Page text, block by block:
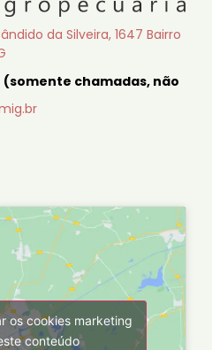
da Silveira, 1647 Bairro
(somente chamadas, não
os cookies marketing
conteúdo